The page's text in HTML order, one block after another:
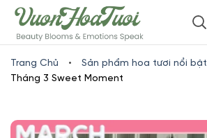
www.vuonhoatuoi.vnSkip
to
content
Trang Chủ • Sản phẩm hoa tươi nổi bật
Tháng 3 Sweet Moment